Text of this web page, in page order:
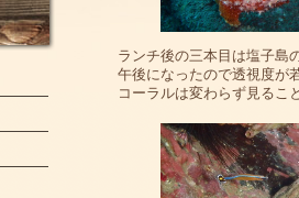
ランチ後の三本目は塩子島
午後になったので透視度が
コーラルは変わらず見るこ